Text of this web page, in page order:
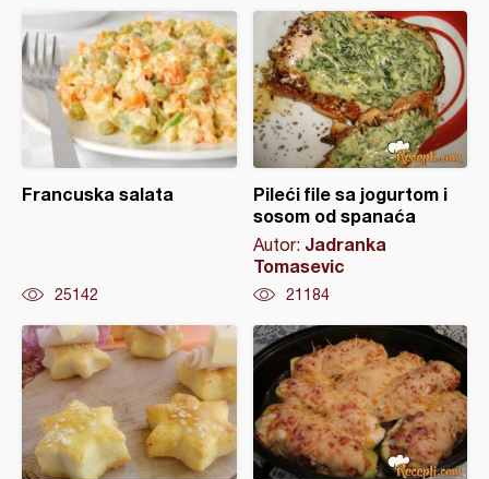
Francuska salata
25142
Pileći file sa jogurtom i
sosom od spanaća
Autor: Jadranka
Tomasevic
21184